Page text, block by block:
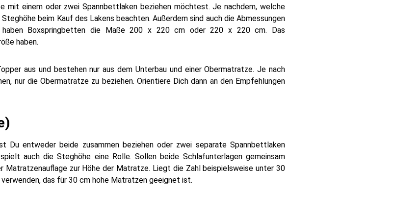
mit einem oder zwei Spannbettlaken beziehen möchtest. Je nachdem, welche
beim Kauf des Lakens beachten. Außerdem sind auch die Abmessungen
haben Boxspringbetten die Maße 200 x 220 cm oder 220 x 220 cm. Das
haben.
aus und bestehen nur aus dem Unterbau und einer Obermatratze. Je nach
nur die Obermatratze zu beziehen. Orientiere Dich dann an den Empfehlungen
Du entweder beide zusammen beziehen oder zwei separate Spannbettlaken
auch die Steghöhe eine Rolle. Sollen beide Schlafunterlagen gemeinsam
Matratzenauflage zur Höhe der Matratze. Liegt die Zahl beispielsweise unter 30
das für 30 cm hohe Matratzen geeignet ist.